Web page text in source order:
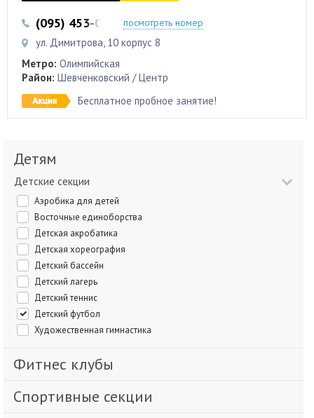
(095) 453-0-789 (093) 453-0-789
посмотреть номер
ул. Димитрова, 10 корпус 8
Метро: Олимпийская
Район: Шевченковский / Центр
Бесплатное пробное занятие!
Детям
Детские секции
Аэробика для детей
Восточные единоборства
Детская акробатика
Детская хореография
Детский бассейн
Детский лагерь
Детский теннис
Детский футбол
Художественная гимнастика
Фитнес клубы
Спортивные секции